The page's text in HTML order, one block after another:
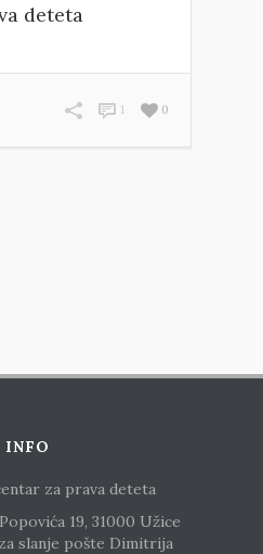
deteta
0
1
INFO
za prava deteta
19, 31000 Užice
slanje pošte Dimitrija